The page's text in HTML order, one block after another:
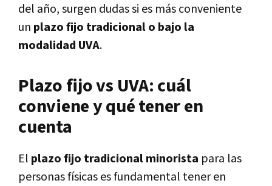
del año, surgen dudas si es más conveniente
un plazo fijo tradicional o bajo la
modalidad UVA.
Plazo fijo vs UVA: cuál
conviene y qué tener en
cuenta
El plazo fijo tradicional minorista para las
personas físicas es fundamental tener en